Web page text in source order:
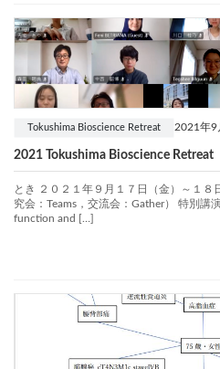
2021年9
Tokushima Bioscience Retreat
2021 Tokushima Bioscience Retreat
とき ２０２１年９月１７日（金）～１
究会：Teams，交流会：Gather） 特別講
function and […]